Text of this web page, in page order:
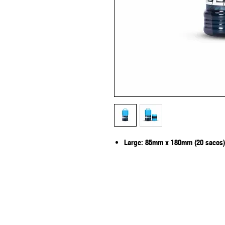
Large: 85mm x 180mm (20 sacos)